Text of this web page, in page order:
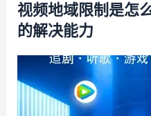
视频地域限制是怎
的解决能力